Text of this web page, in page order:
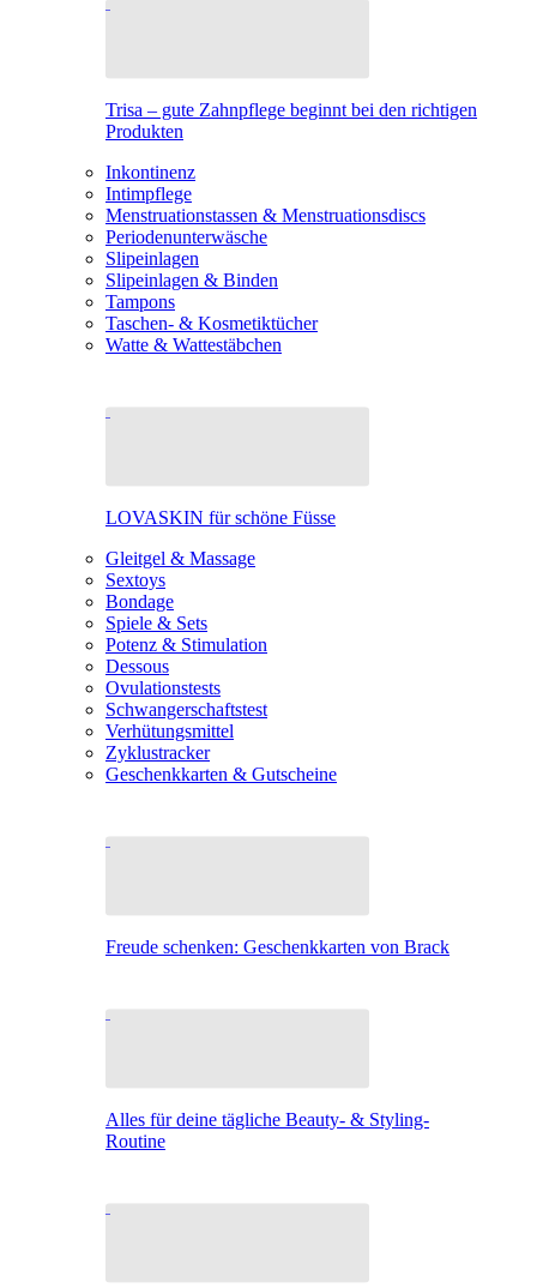
Trisa – gute Zahnpflege beginnt bei den richtigen
Produkten
Inkontinenz
Intimpflege
Menstruationstassen & Menstruationsdiscs
Periodenunterwäsche
Slipeinlagen
Slipeinlagen & Binden
Tampons
Taschen- & Kosmetiktücher
Watte & Wattestäbchen
LOVASKIN für schöne Füsse
Gleitgel & Massage
Sextoys
Bondage
Spiele & Sets
Potenz & Stimulation
Dessous
Ovulationstests
Schwangerschaftstest
Verhütungsmittel
Zyklustracker
Geschenkkarten & Gutscheine
Freude schenken: Geschenkkarten von Brack
Alles für deine tägliche Beauty- & Styling-
Routine